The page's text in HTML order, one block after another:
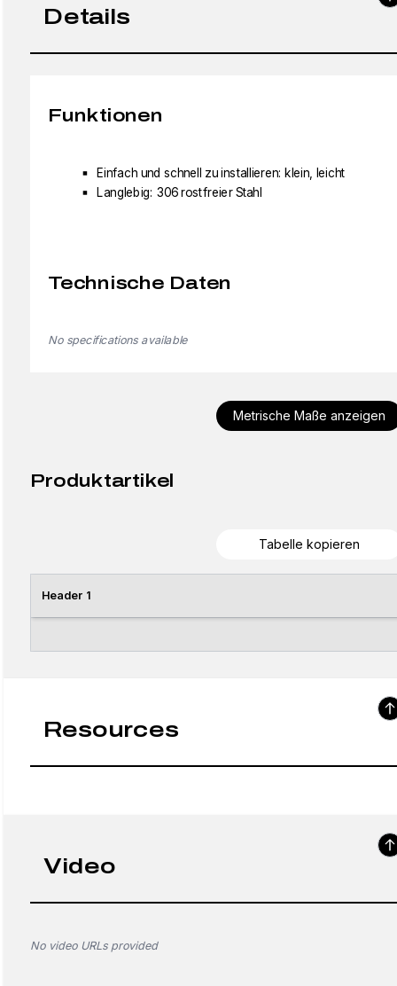
Details
Funktionen
Einfach und schnell zu installieren: klein, leicht
Langlebig: 306 rostfreier Stahl
Technische Daten
No specifications available
Metrische Maße anzeigen
Produktartikel
Tabelle kopieren
Header 1
Resources
Video
No video URLs provided